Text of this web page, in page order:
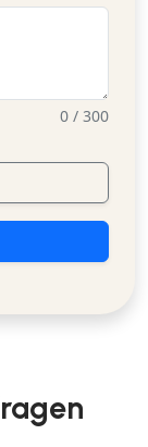
0 / 300